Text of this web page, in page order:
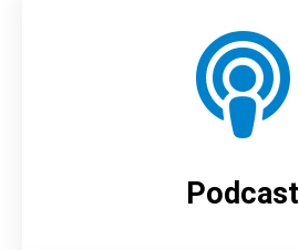
Podcast